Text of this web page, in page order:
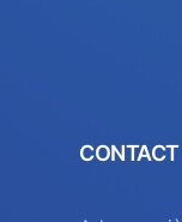
CONTACT